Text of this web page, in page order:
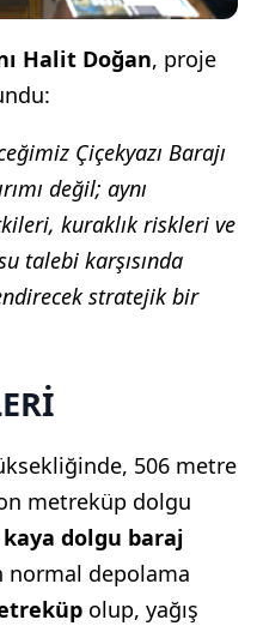
Halit Doğan, proje
Çiçekyazı Barajı
değil; aynı
kuraklık riskleri ve
talebi karşısında
stratejik bir
506 metre
metreküp dolgu
dolgu baraj
normal depolama
olup, yağış